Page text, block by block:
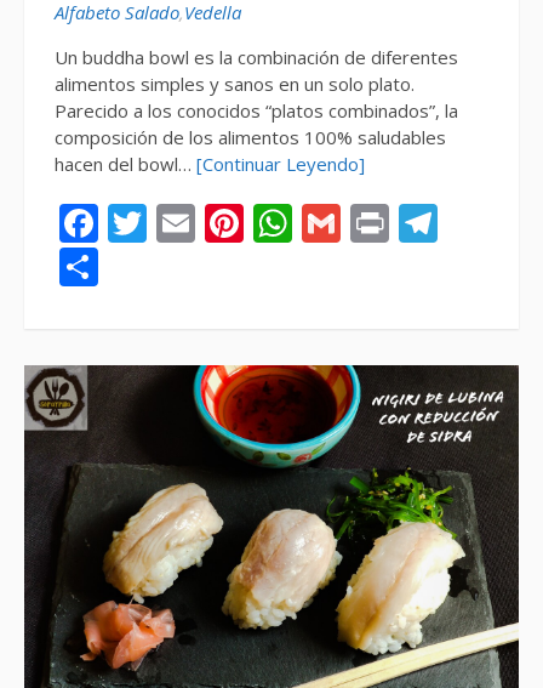
Alfabeto Salado,Vedella
Un buddha bowl es la combinación de diferentes
alimentos simples y sanos en un solo plato.
Parecido a los conocidos “platos combinados”, la
composición de los alimentos 100% saludables
hacen del bowl… [Continuar Leyendo]
Facebook
Twitter
EmailPinterest
WhatsApp
Gmail
Print